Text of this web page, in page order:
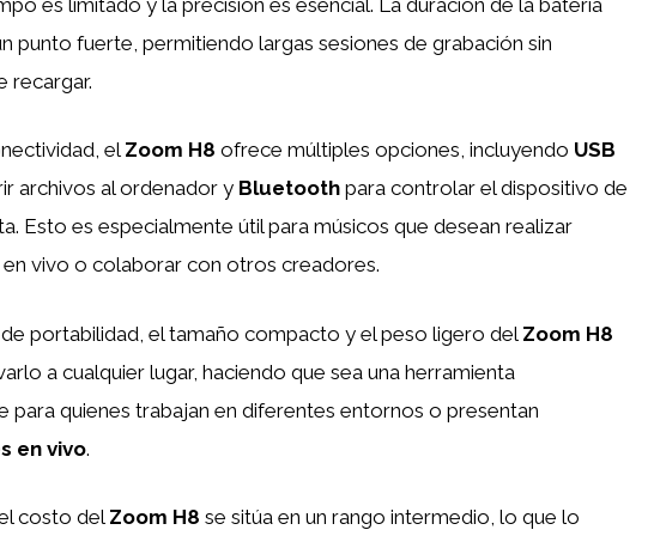
punto fuerte, permitiendo largas sesiones de grabación sin
recargar.
el Zoom H8 ofrece múltiples opciones, incluyendo USB
archivos al ordenador y Bluetooth para controlar el dispositivo de
Esto es especialmente útil para músicos que desean realizar
vivo o colaborar con otros creadores.
portabilidad, el tamaño compacto y el peso ligero del Zoom H8
a cualquier lugar, haciendo que sea una herramienta
para quienes trabajan en diferentes entornos o presentan
en vivo.
costo delZoom H8 se sitúa en un rango intermedio, lo que lo